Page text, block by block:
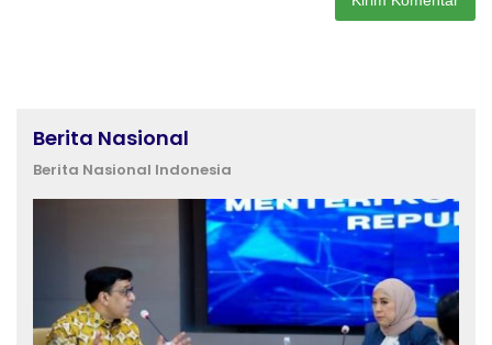
Berita Nasional
Berita Nasional Indonesia